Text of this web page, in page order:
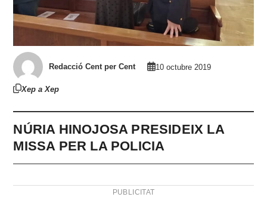
Redacció Cent per Cent 10 octubre 2019
Xep a Xep
NÚRIA HINOJOSA PRESIDEIX LA
MISSA PER LA POLICIA
PUBLICITAT